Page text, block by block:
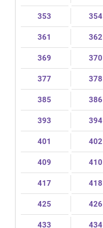
353 354
361 362
369 370
377 378
385 386
393 394
401 402
409 410
417 418
425 426
433 434